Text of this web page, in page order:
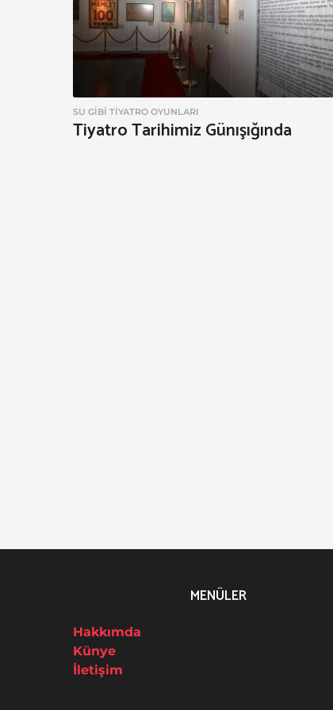
s
t
SU GIBI TIYATRO OYUNLARI
Tiyatro Tarihimiz Günışığında
MENÜLER
Hakkımda
Künye
İletişim